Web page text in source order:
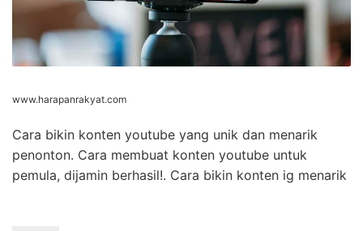
www.harapanrakyat.com
Cara bikin konten youtube yang unik dan menarik
penonton. Cara membuat konten youtube untuk
pemula, dijamin berhasil!. Cara bikin konten ig menarik